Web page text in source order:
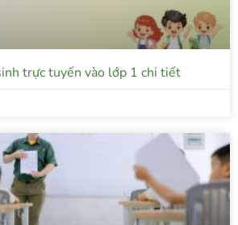
trực tuyến vào lớp 1 chi tiết